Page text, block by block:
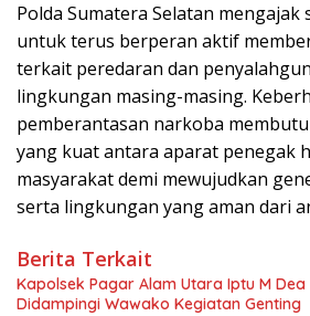
Polda Sumatera Selatan
untuk terus berperan aktif
terkait peredaran dan
lingkungan masing-masing.
pemberantasan narkoba
yang kuat antara aparat penegak
masyarakat demi mewujudkan
serta lingkungan yang aman dari
Berita Terkait
Kapolsek Pagar Alam Utara Iptu M Dea
Didampingi Wawako Kegiatan Genting